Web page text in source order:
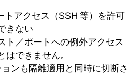
トアクセス（SSH 等）を許可
きない
ト／ポートへの例外アクセス
はできません。
ンも隔離適用と同時に切断さ